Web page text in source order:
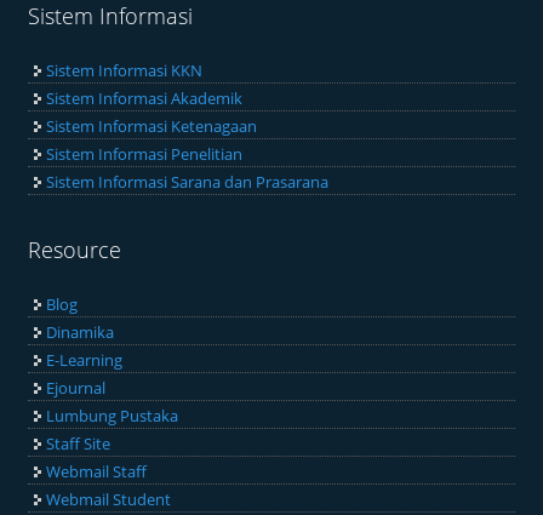
Sistem Informasi
Sistem Informasi KKN
Sistem Informasi Akademik
Sistem Informasi Ketenagaan
Sistem Informasi Penelitian
Sistem Informasi Sarana dan Prasarana
Resource
Blog
Dinamika
E-Learning
Ejournal
Lumbung Pustaka
Staff Site
Webmail Staff
Webmail Student